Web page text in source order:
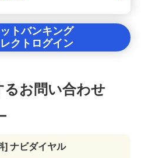
トバンキング
クトログイン
るお問い合わせ
] ナビダイヤル